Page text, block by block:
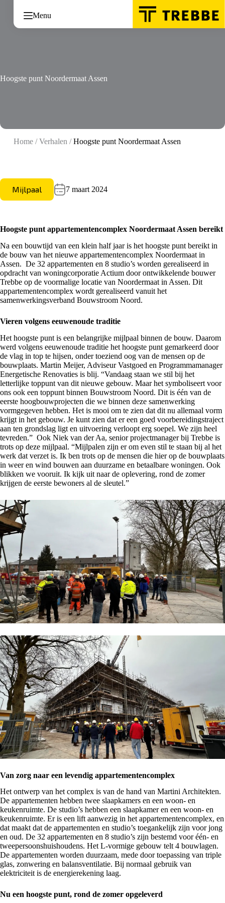
inhoud
Menu
Hoogste punt Noordermaat Assen
Home/Verhalen /Hoogste punt Noordermaat Assen
Mijlpaal 7 maart 2024
Hoogste punt appartementencomplex Noordermaat Assen bereikt
Na een bouwtijd van een klein half jaar is het hoogste punt bereikt in
de bouw van het nieuwe appartementencomplex Noordermaat in
Assen. De 32 appartementen en 8 studio’s worden gerealiseerd in
opdracht van woningcorporatie Actium door ontwikkelende bouwer
Trebbe op de voormalige locatie van Noordermaat in Assen. Dit
appartementencomplex wordt gerealiseerd vanuit het
samenwerkingsverband Bouwstroom Noord.
Vieren volgens eeuwenoude traditie
Het hoogste punt is een belangrijke mijlpaal binnen de bouw. Daarom
werd volgens eeuwenoude traditie het hoogste punt gemarkeerd door
de vlag in top te hijsen, onder toeziend oog van de mensen op de
bouwplaats. Martin Meijer, Adviseur Vastgoed en Programmamanager
Energetische Renovaties is blij. “Vandaag staan we stil bij het
letterlijke toppunt van dit nieuwe gebouw. Maar het symboliseert voor
ons ook een toppunt binnen Bouwstroom Noord. Dit is één van de
eerste hoogbouwprojecten die we binnen deze samenwerking
vormgegeven hebben. Het is mooi om te zien dat dit nu allemaal vorm
krijgt in het gebouw. Je kunt zien dat er een goed voorbereidingstraject
aan ten grondslag ligt en uitvoering verloopt erg soepel. We zijn heel
tevreden.” Ook Niek van der Aa, senior projectmanager bij Trebbe is
trots op deze mijlpaal. “Mijlpalen zijn er om even stil te staan bij al het
werk dat verzet is. Ik ben trots op de mensen die hier op de bouwplaats
in weer en wind bouwen aan duurzame en betaalbare woningen. Ook
blikken we vooruit. Ik kijk uit naar de oplevering, rond de zomer
krijgen de eerste bewoners al de sleutel.”
Van zorg naar een levendig appartementencomplex
Het ontwerp van het complex is van de hand van Martini Architekten.
De appartementen hebben twee slaapkamers en een woon- en
keukenruimte. De studio’s hebben een slaapkamer en een woon- en
keukenruimte. Er is een lift aanwezig in het appartementencomplex, en
dat maakt dat de appartementen en studio’s toegankelijk zijn voor jong
en oud. De 32 appartementen en 8 studio’s zijn bestemd voor één- en
tweepersoonshuishoudens. Het L-vormige gebouw telt 4 bouwlagen.
De appartementen worden duurzaam, mede door toepassing van triple
glas, zonwering en balansventilatie. Bij normaal gebruik van
elektriciteit is de energierekening laag.
Nu een hoogste punt, rond de zomer opgeleverd